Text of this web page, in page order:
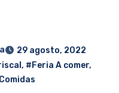
29 agosto, 2022
, #Feria A comer,